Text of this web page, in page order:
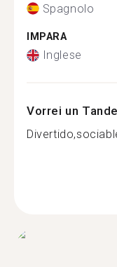
Spagnolo
IMPARA
Inglese
Vorrei un